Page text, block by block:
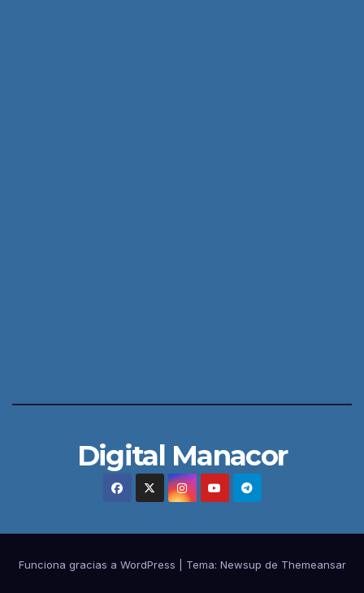
Digital Manacor
Funciona gracias a WordPress Tema: Newsup de Themeansar